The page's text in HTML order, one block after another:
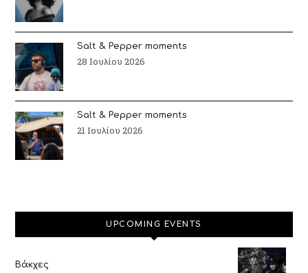
Salt & Pepper moments
28 Ιουλίου 2026
Salt & Pepper moments
21 Ιουλίου 2026
UPCOMING EVENTS
Βάκχες